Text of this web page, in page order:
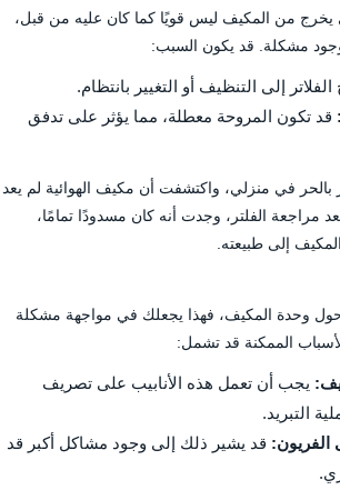
يخرج من المكيف ليس قويًا كما كان عليه من قبل،
مشكلة. قد يكون السبب:
الفلاتر إلى التنظيف أو التغيير بانتظام.
قد تكون المروحة معطلة، مما يؤثر على تدفق
بالحر في منزلي، واكتشفت أن مكيف الهوائية لم يعد
مراجعة الفلتر، وجدت أنه كان مسدودًا تمامًا،
إلى طبيعته.
حول وحدة المكيف، فهذا يجعلك في مواجهة مشكلة
الممكنة قد تشمل:
يجب أن تعمل هذه الأنابيب على تصريف
التبريد.
قد يشير ذلك إلى وجود مشاكل أكبر قد